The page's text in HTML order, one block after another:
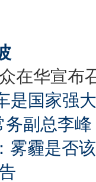
在华宣布
是国家强
务副总李峰
雾霾是否